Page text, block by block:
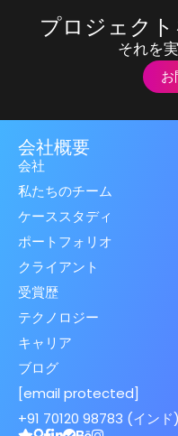
プロジェク
それを
会社概要
会社
私たちのチーム
ケーススタディ
ポートフォリオ
クライアント
受賞歴
テクノロジー
キャリア
ブログ
[email protected]
+91 70120 98783 (インド)